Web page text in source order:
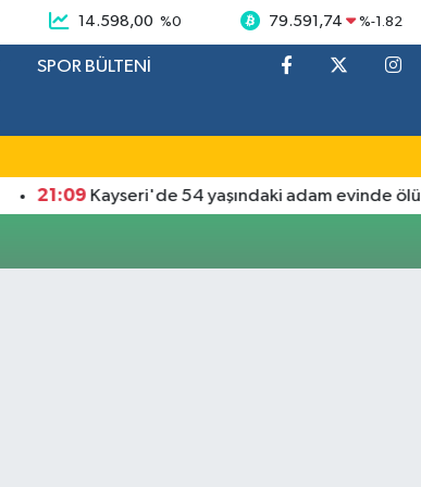
14.598,00 %0 79.591,74 %-1.82
SPOR BÜLTENİ
21:09Kayseri'de 54 yaşındaki adam evinde ölü